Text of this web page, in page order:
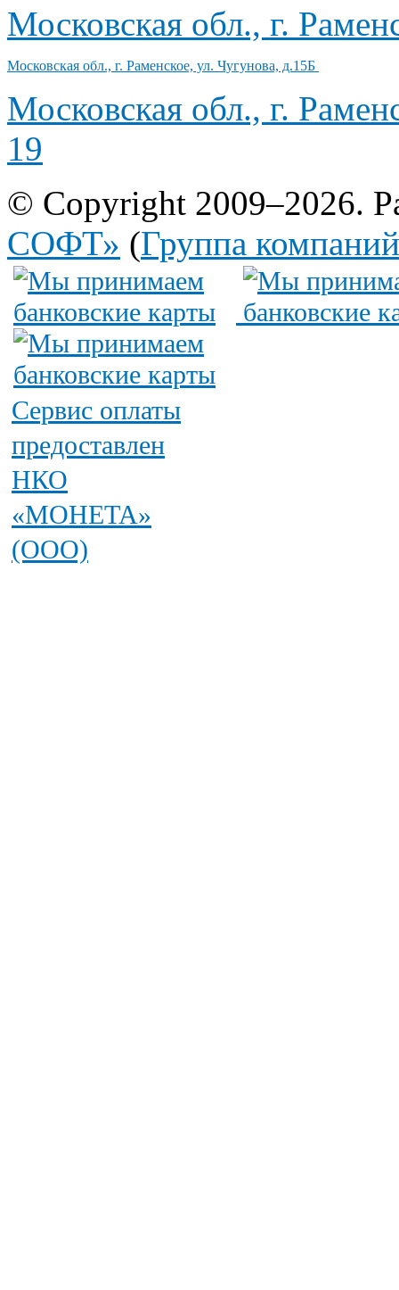
Московская обл., г.
Московская обл., г. Раменское, ул. Чугунова, д.15Б
Московская обл., г.
19
© Copyright 2009–2026.
СОФТ» (Группа
Сервис оплаты
предоставлен
НКО
«МОНЕТА»
(ООО)